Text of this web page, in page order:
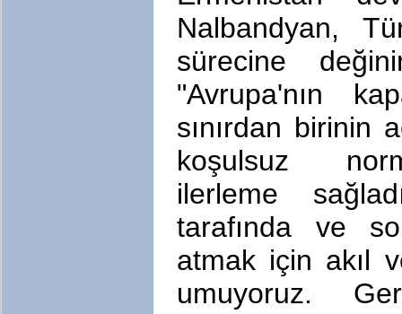
Nalbandyan,
sürecine
"Avrupa'nın
sınırdan birinin
koşulsuz
ilerleme
tarafında ve
atmak için akıl
umuyoruz.